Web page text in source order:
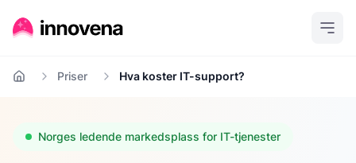
Hjem Priser Hva koster IT-support?
Norges ledende markedsplass for IT-tjenester